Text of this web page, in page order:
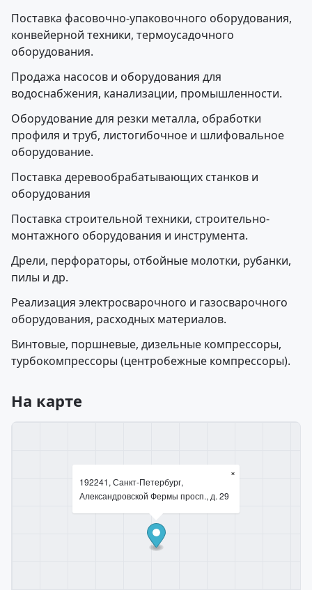
Поставка фасовочно-упаковочного оборудования,
конвейерной техники, термоусадочного
оборудования.
Продажа насосов и оборудования для
водоснабжения, канализации, промышленности.
Оборудование для резки металла, обработки
профиля и труб, листогибочное и шлифовальное
оборудование.
Поставка деревообрабатывающих станков и
оборудования
Поставка строительной техники, строительно-
монтажного оборудования и инструмента.
Дрели, перфораторы, отбойные молотки, рубанки,
пилы и др.
Реализация электросварочного и газосварочного
оборудования, расходных материалов.
Винтовые, поршневые, дизельные компрессоры,
турбокомпрессоры (центробежные компрессоры).
На карте
192241, Санкт-Петербург,
Александровской Фермы просп., д. 29
×